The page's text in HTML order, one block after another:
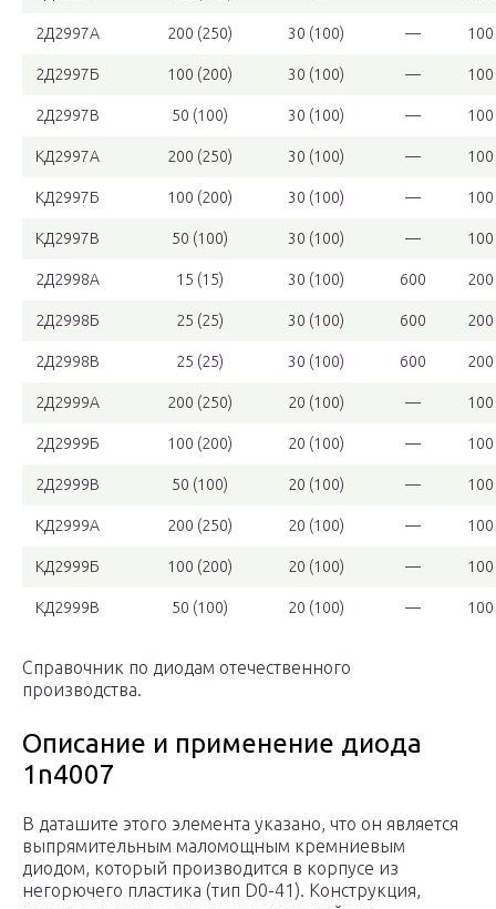
2Д2997А 200 (250) 30 (100) — 100
2Д2997Б 100 (200) 30 (100) — 100
2Д2997В 50 (100) 30 (100) — 100
КД2997А 200 (250) 30 (100) — 100
КД2997Б 100 (200) 30 (100) — 100
КД2997В 50 (100) 30 (100) — 100
2Д2998А 15 (15) 30 (100) 600 200
2Д2998Б 25 (25) 30 (100) 600 200
2Д2998В 25 (25) 30 (100) 600 200
2Д2999А 200 (250) 20 (100) — 100
2Д2999Б 100 (200) 20 (100) — 100
2Д2999В 50 (100) 20 (100) — 100
КД2999А 200 (250) 20 (100) — 100
КД2999Б 100 (200) 20 (100) — 100
КД2999В 50 (100) 20 (100) — 100
Справочник по диодам отечественного
производства.
Описание и применение диода
1n4007
В даташите этого элемента указано, что он является
выпрямительным маломощным кремниевым
диодом, который производится в корпусе из
негорючего пластика (тип D0-41). Конструкция,